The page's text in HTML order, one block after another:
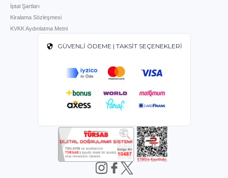
İptal Şartları
Kiralama Sözleşmesi
KVKK Aydınlatma Metni
GÜVENLİ ÖDEME | TAKSİT SEÇENEKLERİ